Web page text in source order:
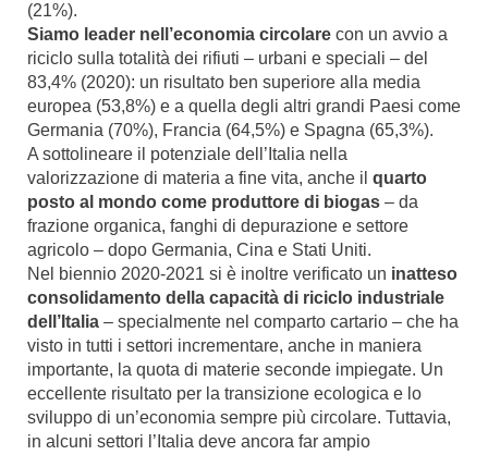
(21%).
Siamo leader nell’economia circolare con un avvio a
riciclo sulla totalità dei rifiuti – urbani e speciali – del
83,4% (2020): un risultato ben superiore alla media
europea (53,8%) e a quella degli altri grandi Paesi come
Germania (70%), Francia (64,5%) e Spagna (65,3%).
A sottolineare il potenziale dell’Italia nella
valorizzazione di materia a fine vita, anche il quarto
posto al mondo come produttore di biogas – da
frazione organica, fanghi di depurazione e settore
agricolo – dopo Germania, Cina e Stati Uniti.
Nel biennio 2020-2021 si è inoltre verificato un inatteso
consolidamento della capacità di riciclo industriale
dell’Italia – specialmente nel comparto cartario – che ha
visto in tutti i settori incrementare, anche in maniera
importante, la quota di materie seconde impiegate. Un
eccellente risultato per la transizione ecologica e lo
sviluppo di un’economia sempre più circolare. Tuttavia,
in alcuni settori l’Italia deve ancora far ampio